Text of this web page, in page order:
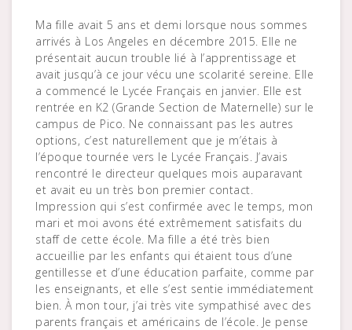
Ma fille avait 5 ans et demi lorsque nous sommes
arrivés à Los Angeles en décembre 2015. Elle ne
présentait aucun trouble lié à l’apprentissage et
avait jusqu’à ce jour vécu une scolarité sereine. Elle
a commencé le Lycée Français en janvier. Elle est
rentrée en K2 (Grande Section de Maternelle) sur le
campus de Pico. Ne connaissant pas les autres
options, c’est naturellement que je m’étais à
l’époque tournée vers le Lycée Français. J’avais
rencontré le directeur quelques mois auparavant
et avait eu un très bon premier contact.
Impression qui s’est confirmée avec le temps, mon
mari et moi avons été extrêmement satisfaits du
staff de cette école. Ma fille a été très bien
accueillie par les enfants qui étaient tous d’une
gentillesse et d’une éducation parfaite, comme par
les enseignants, et elle s’est sentie immédiatement
bien. À mon tour, j’ai très vite sympathisé avec des
parents français et américains de l’école. Je pense